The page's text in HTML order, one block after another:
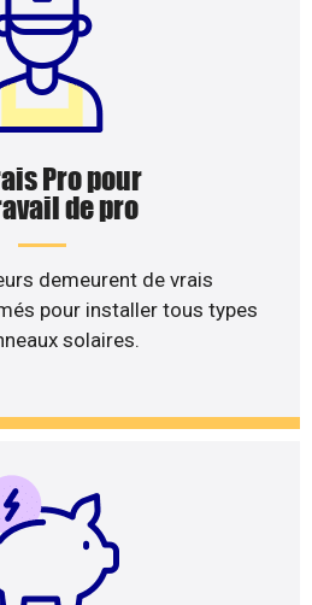
Pro pour
de pro
demeurent de vrais
pour installer tous types
solaires.